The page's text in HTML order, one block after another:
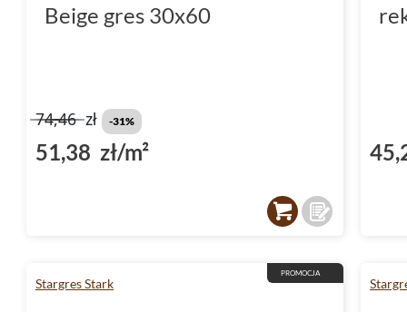
Beige gres 30x60
74,46zł -31%
51,38 zł/m²
PROMOCJA
Stargres Stark